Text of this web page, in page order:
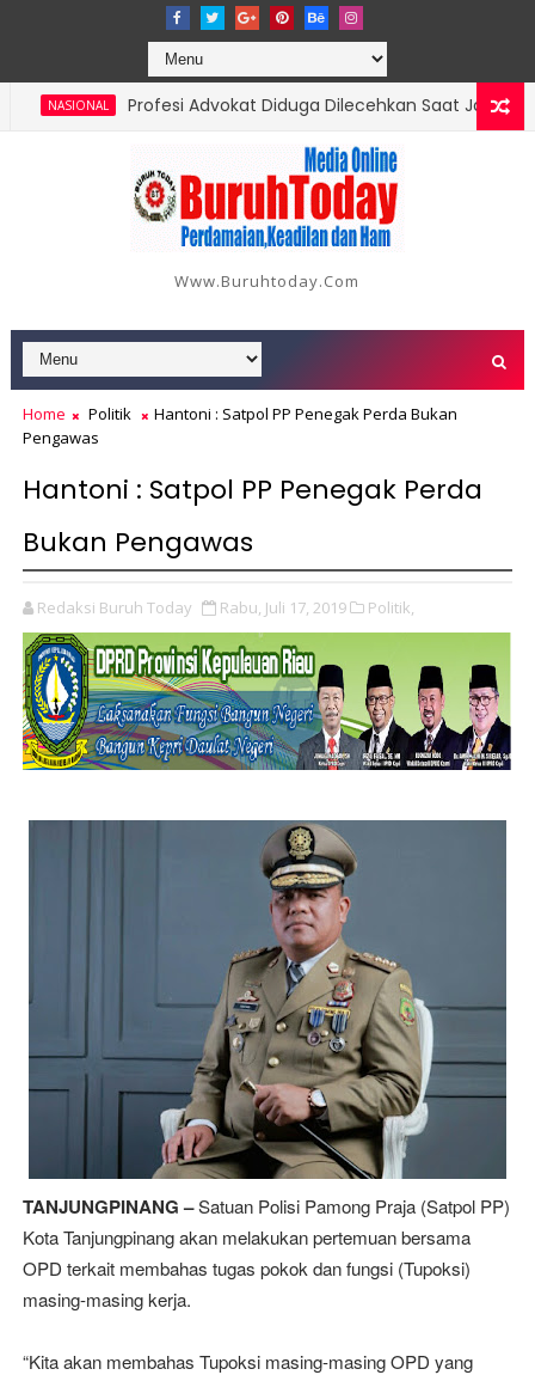
NASIONAL Profesi Advokat Diduga Dilecehkan Saat Jalankan
Laporan Korban di Inhil Bertambah Jadi 18 Orang,
Www.buruhtoday.com
Home Politik
Hantoni : Satpol PP Penegak Perda Bukan
Pengawas
Hantoni : Satpol PP Penegak Perda
Bukan Pengawas
Redaksi Buruh Today Rabu, Juli 17, 2019 Politik,
TANJUNGPINANG –Satuan Polisi Pamong Praja (Satpol PP)
Kota Tanjungpinang akan melakukan pertemuan bersama
OPD terkait membahas tugas pokok dan fungsi (Tupoksi)
masing-masing kerja.
“Kita akan membahas Tupoksi masing-masing OPD yang